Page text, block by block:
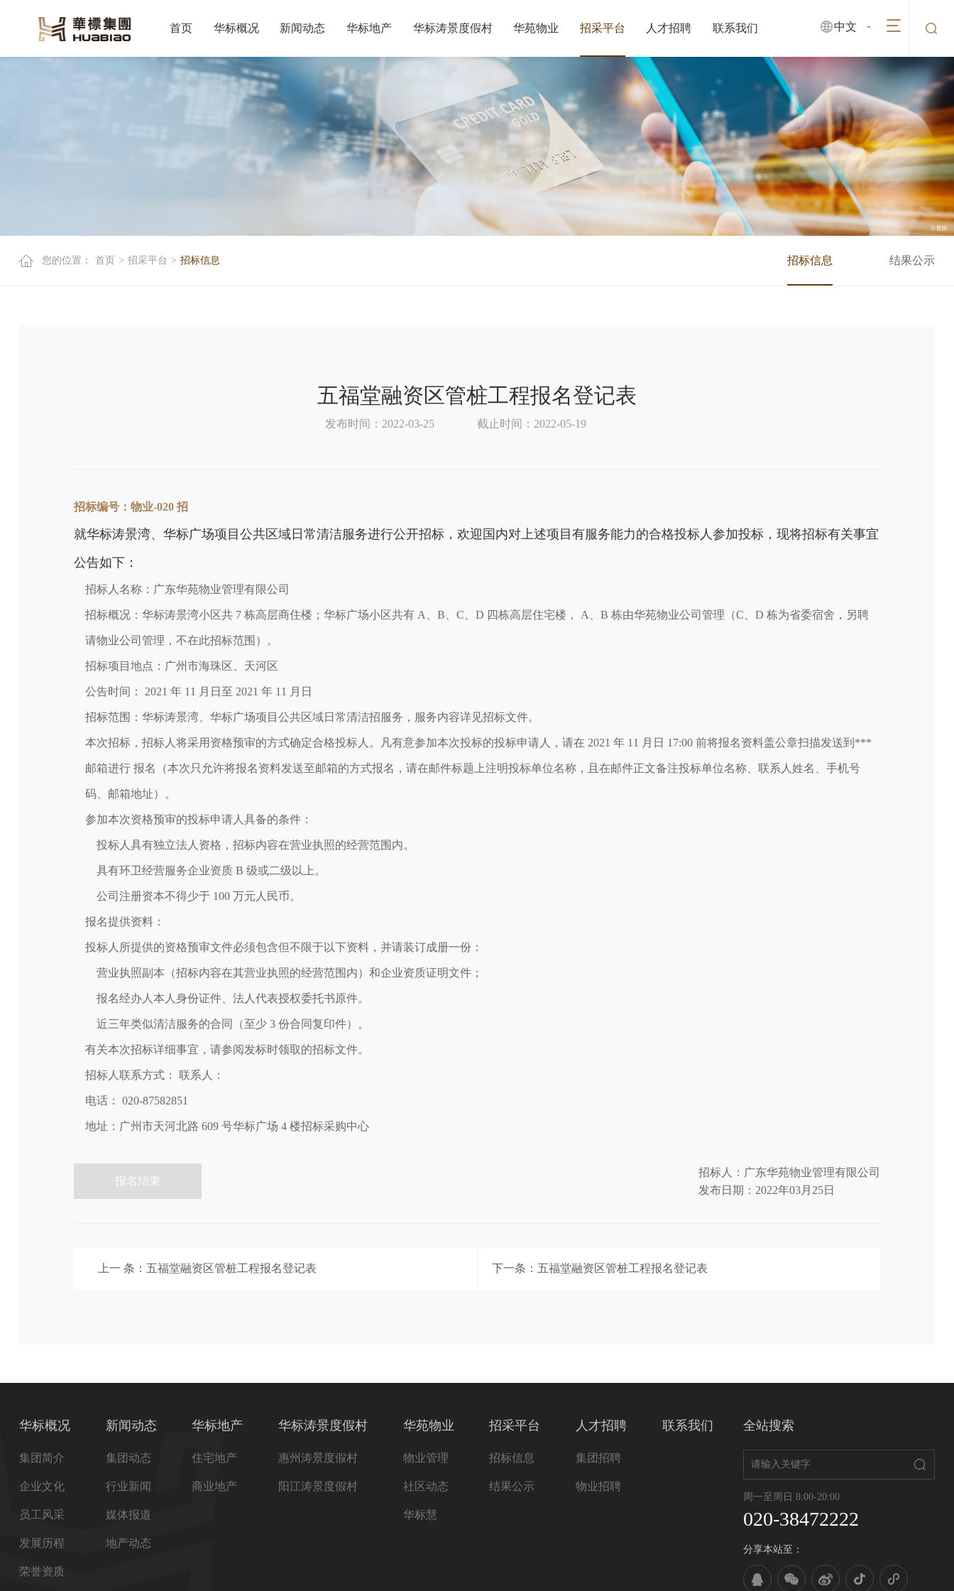
中文
首页 华标概况 新闻动态 华标地产 华标涛景度假村 华苑物业 招采平台 人才招聘 联系我们
您的位置： 首页 > 招采平台 > 招标信息 招标信息 结果公示
五福堂融资区管桩工程报名登记表
发布时间：2022-03-25 截止时间：2022-05-19
招标编号：物业-020 招
就华标涛景湾、华标广场项目公共区域日常清洁服务进行公开招标，欢迎国内对上述项目有服务能力的合格投标人参加投标，现将招标有关事宜
公告如下：
招标人名称：广东华苑物业管理有限公司
招标概况：华标涛景湾小区共 7 栋高层商住楼；华标广场小区共有 A、B、C、D 四栋高层住宅楼， A、B 栋由华苑物业公司管理（C、D 栋为省委宿舍，另聘
请物业公司管理，不在此招标范围）。
招标项目地点：广州市海珠区、天河区
公告时间： 2021 年 11 月日至 2021 年 11 月日
招标范围：华标涛景湾、华标广场项目公共区域日常清洁招服务，服务内容详见招标文件。
本次招标，招标人将采用资格预审的方式确定合格投标人。凡有意参加本次投标的投标申请人，请在 2021 年 11 月日 17:00 前将报名资料盖公章扫描发送到***
邮箱进行 报名（本次只允许将报名资料发送至邮箱的方式报名，请在邮件标题上注明投标单位名称，且在邮件正文备注投标单位名称、联系人姓名、手机号
码、邮箱地址）。
参加本次资格预审的投标申请人具备的条件：
投标人具有独立法人资格，招标内容在营业执照的经营范围内。
具有环卫经营服务企业资质 B 级或二级以上。
公司注册资本不得少于 100 万元人民币。
报名提供资料：
投标人所提供的资格预审文件必须包含但不限于以下资料，并请装订成册一份：
营业执照副本（招标内容在其营业执照的经营范围内）和企业资质证明文件；
报名经办人本人身份证件、法人代表授权委托书原件。
近三年类似清洁服务的合同（至少 3 份合同复印件）。
有关本次招标详细事宜，请参阅发标时领取的招标文件。
招标人联系方式： 联系人：
电话： 020-87582851
地址：广州市天河北路 609 号华标广场 4 楼招标采购中心
招标人：广东华苑物业管理有限公司
发布日期：2022年03月25日
报名结束
上一 条：五福堂融资区管桩工程报名登记表 下一条：五福堂融资区管桩工程报名登记表
华标概况
集团简介
企业文化
员工风采
发展历程
荣誉资质
新闻动态
集团动态
行业新闻
媒体报道
地产动态
华标地产
住宅地产
商业地产
华标涛景度假村
惠州涛景度假村
阳江涛景度假村
华苑物业
物业管理
社区动态
华标慧
招采平台
招标信息
结果公示
人才招聘
集团招聘
物业招聘
联系我们 全站搜索
周一至周日 8:00-20:00
020-38472222
分享本站至：